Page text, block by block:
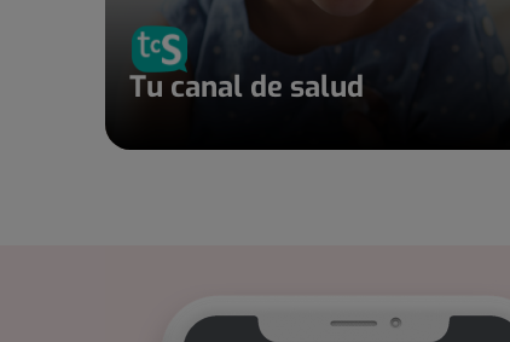
Tu canal de salud